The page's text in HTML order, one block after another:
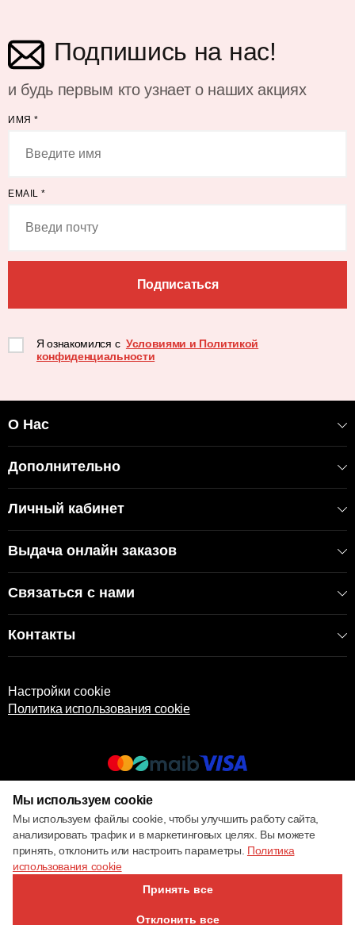
Подпишись на нас!
и будь первым кто узнает о наших акциях
ИМЯ *
EMAIL *
Подписаться
Я ознакомился с Условиями и Политикой
конфиденциальности
О Нас
Дополнительно
Личный кабинет
Выдача онлайн заказов
Связаться с нами
Контакты
Настройки cookie
Политика использования cookie
© 2017 – 2026 ECOM
Мы используем cookie
Мы используем файлы cookie, чтобы улучшить работу сайта,
анализировать трафик и в маркетинговых целях. Вы можете
принять, отклонить или настроить параметры. Политика
использования cookie
Принять все
Отклонить все